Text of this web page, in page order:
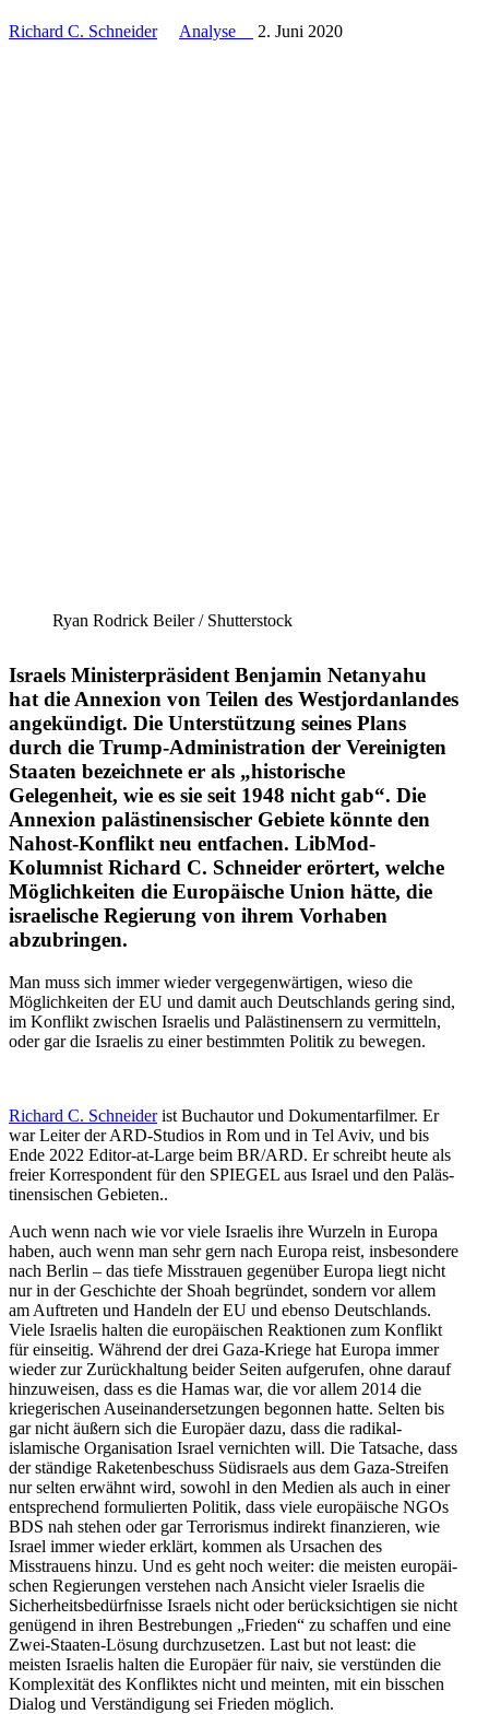
Richard C. Schneider Analyse 2. Juni 2020
Ryan Rodrick Beiler /​ Shutter­stock
Israels Minis­ter­prä­sident Benjamin Netanyahu
hat die Annexion von Teilen des Westjor­dan­landes
angekündigt. Die Unter­stützung seines Plans
durch die Trump-Adminis­tration der Verei­nigten
Staaten bezeichnete er als „histo­rische
Gelegenheit, wie es sie seit 1948 nicht gab“. Die
Annexion paläs­ti­nen­si­scher Gebiete könnte den
Nahost-Konflikt neu entfachen. LibMod-
Kolumnist Richard C. Schneider erörtert, welche
Möglich­keiten die Europäische Union hätte, die
israe­lische Regierung von ihrem Vorhaben
abzubringen.
Man muss sich immer wieder verge­gen­wär­tigen, wieso die
Möglich­keiten der EU und damit auch Deutsch­lands gering sind,
im Konflikt zwischen Israelis und Paläs­ti­nensern zu vermitteln,
oder gar die Israelis zu einer bestimmten Politik zu bewegen.
Richard C. Schneiderist Buchautor und Dokumen­tar­filmer. Er
war Leiter der ARD-Studios in Rom und in Tel Aviv, und bis
Ende 2022 Editor-at-Large beim BR/​ARD. Er schreibt heute als
freier Korre­spondent für den SPIEGEL aus Israel und den Paläs­
ti­nen­si­schen Gebieten..
Auch wenn nach wie vor viele Israelis ihre Wurzeln in Europa
haben, auch wenn man sehr gern nach Europa reist, insbe­sondere
nach Berlin – das tiefe Misstrauen gegenüber Europa liegt nicht
nur in der Geschichte der Shoah begründet, sondern vor allem
am Auftreten und Handeln der EU und ebenso Deutsch­lands.
Viele Israelis halten die europäi­schen Reaktionen zum Konflikt
für einseitig. Während der drei Gaza-Kriege hat Europa immer
wieder zur Zurück­haltung beider Seiten aufge­rufen, ohne darauf
hinzu­weisen, dass es die Hamas war, die vor allem 2014 die
kriege­ri­schen Ausein­an­der­set­zungen begonnen hatte. Selten bis
gar nicht äußern sich die Europäer dazu, dass die radikal-
islamische Organi­sation Israel vernichten will. Die Tatsache, dass
der ständige Raketen­be­schuss Südis­raels aus dem Gaza-Streifen
nur selten erwähnt wird, sowohl in den Medien als auch in einer
entspre­chend formu­lierten Politik, dass viele europäische NGOs
BDS nah stehen oder gar Terro­rismus indirekt finan­zieren, wie
Israel immer wieder erklärt, kommen als Ursachen des
Misstrauens hinzu. Und es geht noch weiter: die meisten europäi­
schen Regie­rungen verstehen nach Ansicht vieler Israelis die
Sicher­heits­be­dürf­nisse Israels nicht oder berück­sich­tigen sie nicht
genügend in ihren Bestre­bungen „Frieden“ zu schaffen und eine
Zwei-Staaten-Lösung durch­zu­setzen. Last but not least: die
meisten Israelis halten die Europäer für naiv, sie verstünden die
Komple­xität des Konfliktes nicht und meinten, mit ein bisschen
Dialog und Verstän­digung sei Frieden möglich.